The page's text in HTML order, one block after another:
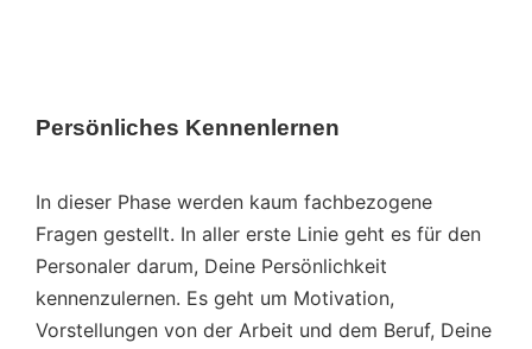
Persönliches Kennenlernen
In dieser Phase werden kaum fachbezogene
Fragen gestellt. In aller erste Linie geht es für den
Personaler darum, Deine Persönlichkeit
kennenzulernen. Es geht um Motivation,
Vorstellungen von der Arbeit und dem Beruf, Deine